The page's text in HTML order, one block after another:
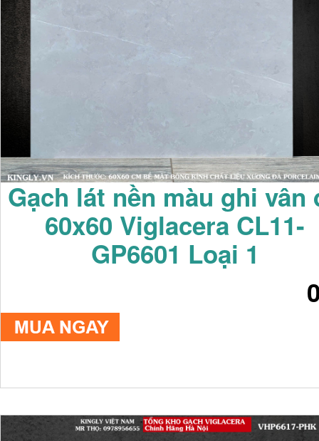
Gạch lát nền màu ghi vân
60x60 Viglacera CL11-
GP6601 Loại 1